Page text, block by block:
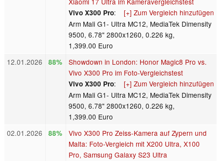
[+] Zum Vergleich hinzufügen
Vivo X300 Pro:
Arm Mali G1- Ultra MC12, MediaTek Dimensity
9500, 6.78" 2800x1260, 0.226 kg,
1,399.00 Euro
12.01.2026
88%
Showdown in London: Honor Magic8 Pro vs.
Vivo X300 Pro im Foto-Vergleichstest
[+] Zum Vergleich hinzufügen
Vivo X300 Pro:
Arm Mali G1- Ultra MC12, MediaTek Dimensity
9500, 6.78" 2800x1260, 0.226 kg,
1,399.00 Euro
02.01.2026
88%
Vivo X300 Pro Zeiss-Kamera auf Zypern und
Malta: Foto-Vergleich mit X200 Ultra, X100
Pro, Samsung Galaxy S23 Ultra